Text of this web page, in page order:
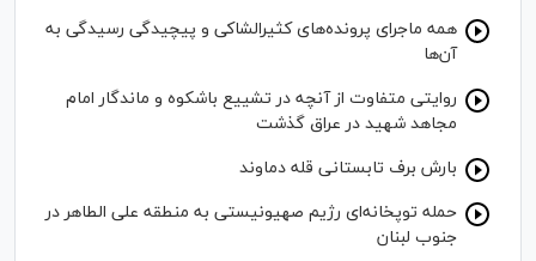
همه ماجرای پرونده‌های کثیرالشاکی و پیچیدگی رسیدگی به
آن‌ها
روایتی متفاوت از آنچه در تشییع باشکوه و ماندگار امام
مجاهد شهید در عراق گذشت
بارش برف تابستانی قله دماوند
حمله توپخانه‌ای رژیم صهیونیستی به منطقه علی الطاهر در
جنوب لبنان